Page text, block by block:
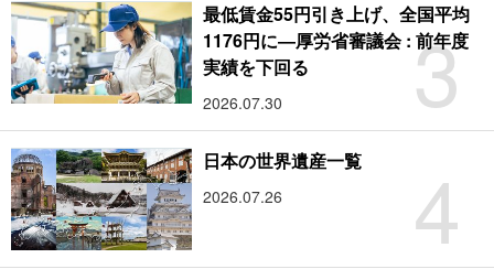
3
最低賃金55円引き上げ、全国平均
1176円に―厚労省審議会 : 前年度
実績を下回る
2026.07.30
4
日本の世界遺産一覧
2026.07.26